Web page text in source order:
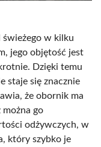
w kilku
jego objętość jest
Dzięki temu
staje się znacznie
że obornik ma
można go
odżywczych, w
który szybko je